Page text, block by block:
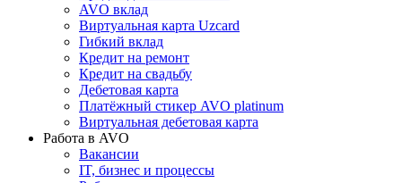
AVO вклад
Виртуальная карта Uzcard
Гибкий вклад
Кредит на ремонт
Кредит на свадьбу
Дебетовая карта
Платёжный стикер AVO platinum
Виртуальная дебетовая карта
Работа в AVO
Вакансии
IT, бизнес и процессы